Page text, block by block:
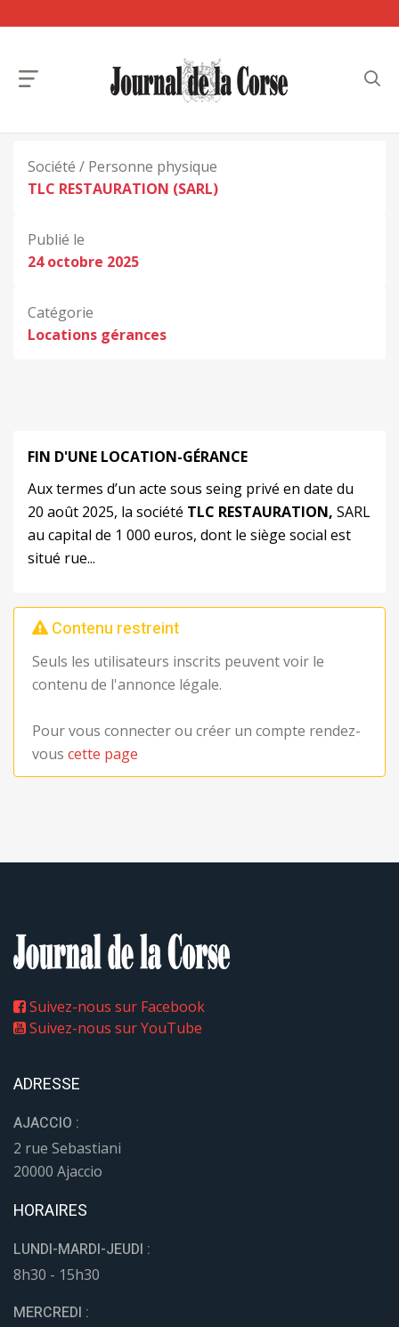
Société / Personne physique
TLC RESTAURATION (SARL)
Publié le
24 octobre 2025
Catégorie
Locations gérances
FIN D'UNE LOCATION-GÉRANCE
Aux termes d’un acte sous seing privé en date du
20 août 2025, la société TLC RESTAURATION, SARL
au capital de 1 000 euros, dont le siège social est
situé rue...
Contenu restreint
Seuls les utilisateurs inscrits peuvent voir le
contenu de l'annonce légale.
Pour vous connecter ou créer un compte rendez-
vous cette page
Suivez-nous sur Facebook
Suivez-nous sur YouTube
ADRESSE
AJACCIO :
2 rue Sebastiani
20000 Ajaccio
HORAIRES
LUNDI-MARDI-JEUDI :
8h30 - 15h30
MERCREDI :